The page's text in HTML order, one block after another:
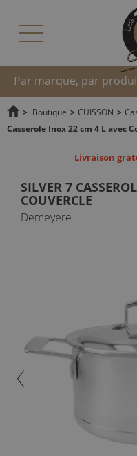
Recherche
> Boutique > CUISSON >
Casserole Inox 22 cm 4 L avec
Livraison
SILVER 7
COUVERCLE
Demeyere